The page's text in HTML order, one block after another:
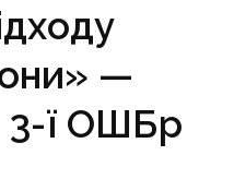
—
3-ї ОШБр